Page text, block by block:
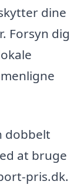
dine
Forsyn dig
dobbelt
at bruge
pris.dk.